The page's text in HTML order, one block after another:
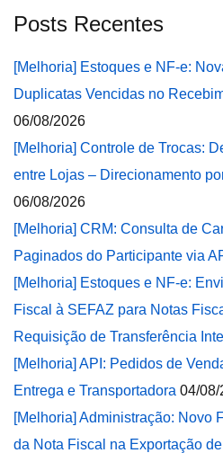
Posts Recentes
[Melhoria] Estoques e NF-e:
Duplicatas Vencidas no
06/08/2026
[Melhoria] Controle de Trocas:
entre Lojas – Direcionamento
06/08/2026
[Melhoria] CRM: Consulta de
Paginados do Participante via
[Melhoria] Estoques e NF-e:
Fiscal à SEFAZ para Notas
Requisição de Transferência
[Melhoria] API: Pedidos de
Entrega e Transportadora 04/08/
[Melhoria] Administração: Novo
da Nota Fiscal na Exportação